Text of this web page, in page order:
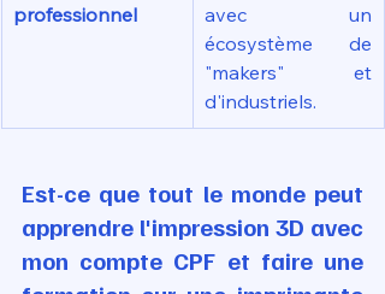
professionnel
avec un
écosystème de
"makers" et
d'industriels.
Est-ce que tout le monde peut
apprendre l'impression 3D avec
mon compte CPF et faire une